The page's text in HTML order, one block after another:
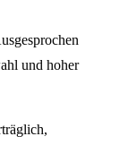
und hoher